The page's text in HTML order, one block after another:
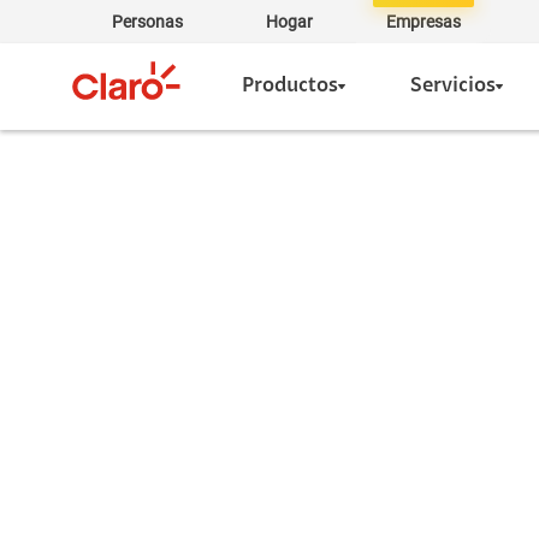
Personas Hogar Empresas
Productos Servicios